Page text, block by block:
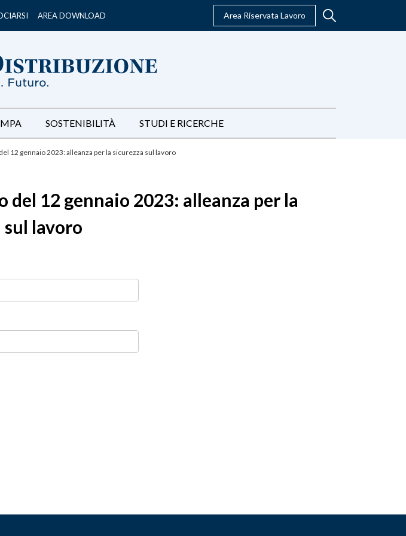
AREA DOWNLOAD Area Riservata Lavoro
SOSTENIBILITÀ STUDI E RICERCHE
12 gennaio 2023: alleanza per la sicurezza sul lavoro
12 gennaio 2023: alleanza per la
sul lavoro